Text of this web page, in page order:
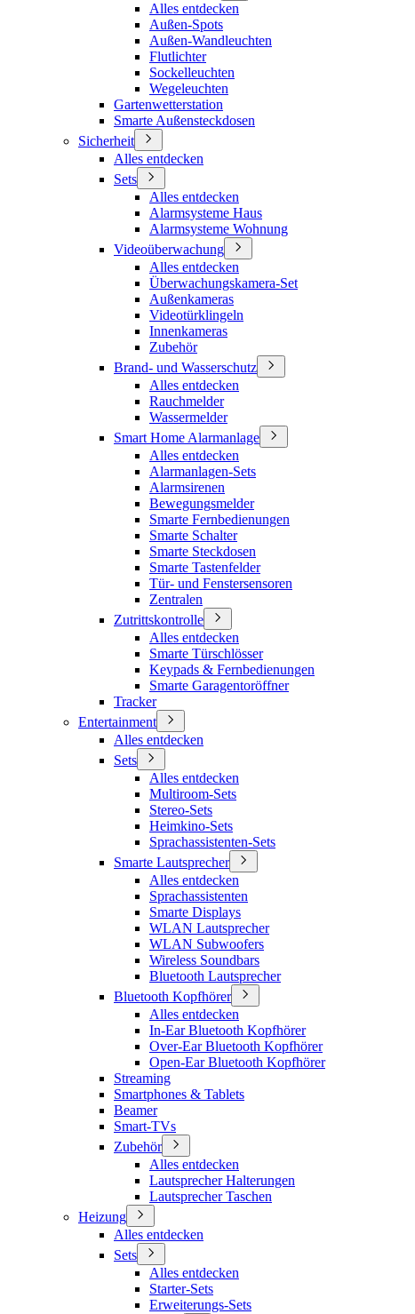
Alles entdecken
Außen-Spots
Außen-Wandleuchten
Flutlichter
Sockelleuchten
Wegeleuchten
Gartenwetterstation
Smarte Außensteckdosen
Sicherheit
Alles entdecken
Sets
Alles entdecken
Alarmsysteme Haus
Alarmsysteme Wohnung
Videoüberwachung
Alles entdecken
Überwachungskamera-Set
Außenkameras
Videotürklingeln
Innenkameras
Zubehör
Brand- und Wasserschutz
Alles entdecken
Rauchmelder
Wassermelder
Smart Home Alarmanlage
Alles entdecken
Alarmanlagen-Sets
Alarmsirenen
Bewegungsmelder
Smarte Fernbedienungen
Smarte Schalter
Smarte Steckdosen
Smarte Tastenfelder
Tür- und Fenstersensoren
Zentralen
Zutrittskontrolle
Alles entdecken
Smarte Türschlösser
Keypads & Fernbedienungen
Smarte Garagentoröffner
Tracker
Entertainment
Alles entdecken
Sets
Alles entdecken
Multiroom-Sets
Stereo-Sets
Heimkino-Sets
Sprachassistenten-Sets
Smarte Lautsprecher
Alles entdecken
Sprachassistenten
Smarte Displays
WLAN Lautsprecher
WLAN Subwoofers
Wireless Soundbars
Bluetooth Lautsprecher
Bluetooth Kopfhörer
Alles entdecken
In-Ear Bluetooth Kopfhörer
Over-Ear Bluetooth Kopfhörer
Open-Ear Bluetooth Kopfhörer
Streaming
Smartphones & Tablets
Beamer
Smart-TVs
Zubehör
Alles entdecken
Lautsprecher Halterungen
Lautsprecher Taschen
Heizung
Alles entdecken
Sets
Alles entdecken
Starter-Sets
Erweiterungs-Sets